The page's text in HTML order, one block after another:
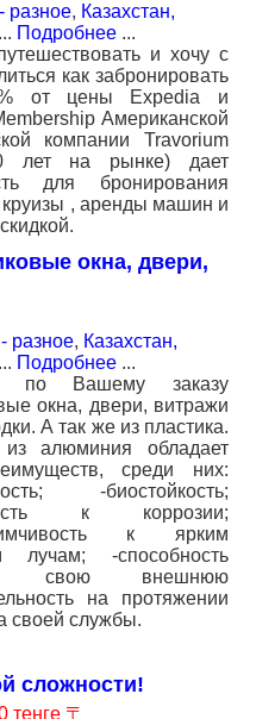
разное, Казахстан,
... Подробнее ...
и хочу с
как забронировать
от цены Expedia и
Американской
компании Travorium
лет на рынке) дает
для бронирования
круизы , аренды машин и
окна, двери,
разное, Казахстан,
... Подробнее ...
по Вашему заказу
окна, двери, витражи
А так же из пластика.
из алюминия обладает
среди них:
-биостойкость;
к коррозии;
к ярким
лучам; -способность
свою внешнюю
на протяжении
своей службы.
сложности!
тенге 〒